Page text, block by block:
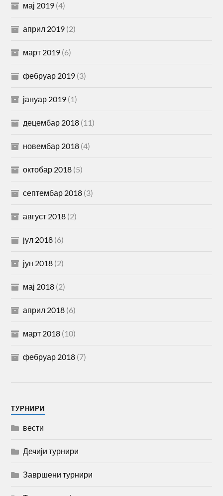
мај 2019 (4)
април 2019 (2)
март 2019 (6)
фебруар 2019 (3)
јануар 2019 (1)
децембар 2018 (11)
новембар 2018 (4)
октобар 2018 (5)
септембар 2018 (3)
август 2018 (2)
јул 2018 (6)
јун 2018 (2)
мај 2018 (2)
април 2018 (6)
март 2018 (10)
фебруар 2018 (7)
TУРНИРИ
вести
Дечији турнири
Завршени турнири